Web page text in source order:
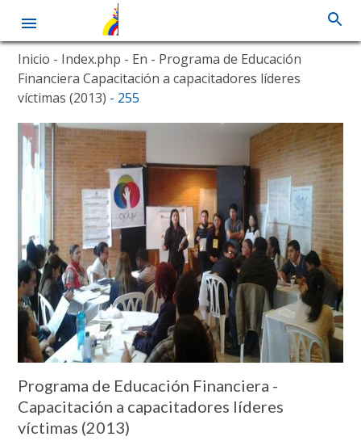
Skip
main
content
Inicio - Index.php - En - Programa de Educación
Financiera Capacitación a capacitadores líderes
víctimas (2013) - 255
Programa de Educación Financiera -
Capacitación a capacitadores líderes
víctimas (2013)